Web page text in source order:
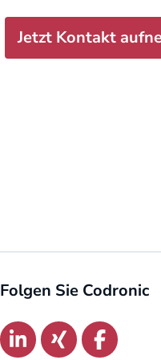
Jetzt Kontakt
Folgen Sie Codronic
Link zu:Link zu:Link zu: